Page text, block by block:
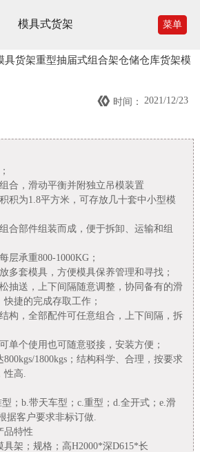
模具式货架 菜单
具货架重型抽届式组合架仓储仓库货架模
 时间： 2021/12/23
合，滑动平衡并附独立吊模装置
积为1.8平方米，可存放几十套中小型模
合部件组装而成，便于拆卸、运输和组
层承重800-1000KG；
多套模具，方便模具保养管理和寻找；
抽送，上下间隔随意调整，协同备有的滑
捷的完成存取工作；
构，全部配件可任意组合，上下间隔，拆
单个使用也可随意驳接，安装方便；
1800kgs；结构科学、合理，按要求
性高.
；b.带天车型；c.重型；d.全开式；e.滑
据客户要求非标订做.
品特性
架；规格；高H2000*深D615*长